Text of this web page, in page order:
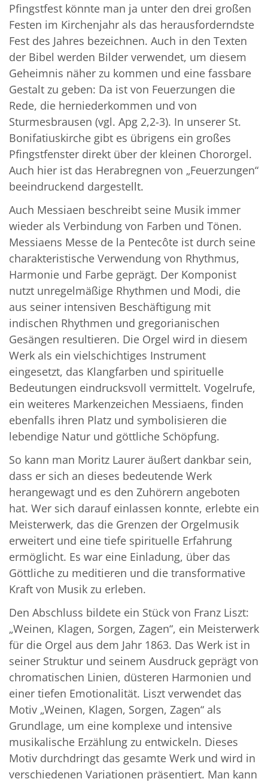
Pfingstfest könnte man ja unter den drei großen
Festen im Kirchenjahr als das herausforderndste
Fest des Jahres bezeichnen. Auch in den Texten
der Bibel werden Bilder verwendet, um diesem
Geheimnis näher zu kommen und eine fassbare
Gestalt zu geben: Da ist von Feuerzungen die
Rede, die herniederkommen und von
Sturmesbrausen (vgl. Apg 2,2-3). In unserer St.
Bonifatiuskirche gibt es übrigens ein großes
Pfingstfenster direkt über der kleinen Chororgel.
Auch hier ist das Herabregnen von „Feuerzungen“
beeindruckend dargestellt.
Auch Messiaen beschreibt seine Musik immer
wieder als Verbindung von Farben und Tönen.
Messiaens Messe de la Pentecôte ist durch seine
charakteristische Verwendung von Rhythmus,
Harmonie und Farbe geprägt. Der Komponist
nutzt unregelmäßige Rhythmen und Modi, die
aus seiner intensiven Beschäftigung mit
indischen Rhythmen und gregorianischen
Gesängen resultieren. Die Orgel wird in diesem
Werk als ein vielschichtiges Instrument
eingesetzt, das Klangfarben und spirituelle
Bedeutungen eindrucksvoll vermittelt. Vogelrufe,
ein weiteres Markenzeichen Messiaens, finden
ebenfalls ihren Platz und symbolisieren die
lebendige Natur und göttliche Schöpfung.
So kann man Moritz Laurer äußert dankbar sein,
dass er sich an dieses bedeutende Werk
herangewagt und es den Zuhörern angeboten
hat. Wer sich darauf einlassen konnte, erlebte ein
Meisterwerk, das die Grenzen der Orgelmusik
erweitert und eine tiefe spirituelle Erfahrung
ermöglicht. Es war eine Einladung, über das
Göttliche zu meditieren und die transformative
Kraft von Musik zu erleben.
Den Abschluss bildete ein Stück von Franz Liszt:
„Weinen, Klagen, Sorgen, Zagen“, ein Meisterwerk
für die Orgel aus dem Jahr 1863. Das Werk ist in
seiner Struktur und seinem Ausdruck geprägt von
chromatischen Linien, düsteren Harmonien und
einer tiefen Emotionalität. Liszt verwendet das
Motiv „Weinen, Klagen, Sorgen, Zagen“ als
Grundlage, um eine komplexe und intensive
musikalische Erzählung zu entwickeln. Dieses
Motiv durchdringt das gesamte Werk und wird in
verschiedenen Variationen präsentiert. Man kann